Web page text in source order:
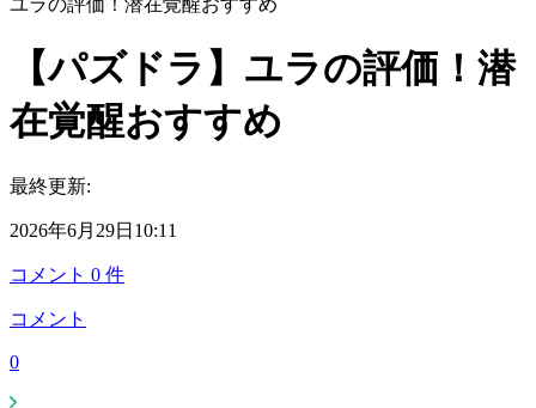
ユラの評価！潜在覚醒おすすめ
【パズドラ】ユラの評価！潜
在覚醒おすすめ
最終更新:
2026年6月29日10:11
コメント 0 件
コメント
0